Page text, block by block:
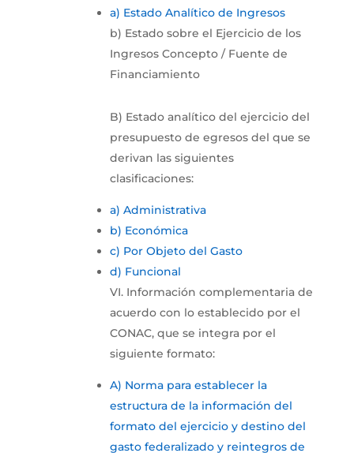
a) Estado Analítico de Ingresos
b) Estado sobre el Ejercicio de los
Ingresos Concepto / Fuente de
Financiamiento
B) Estado analítico del ejercicio del
presupuesto de egresos del que se
derivan las siguientes
clasificaciones:
a) Administrativa
b) Económica
c) Por Objeto del Gasto
d) Funcional
VI. Información complementaria de
acuerdo con lo establecido por el
CONAC, que se integra por el
siguiente formato:
A) Norma para establecer la
estructura de la información del
formato del ejercicio y destino del
gasto federalizado y reintegros de